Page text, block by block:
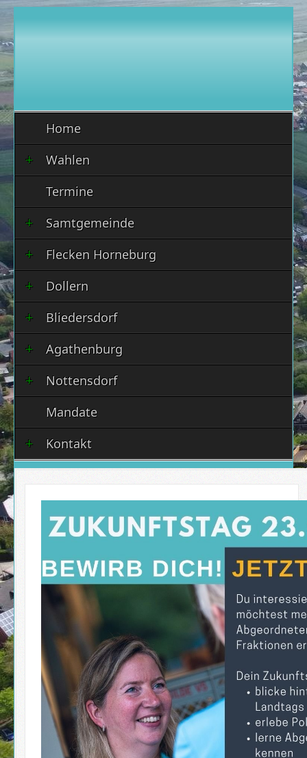
Home
Wahlen
Termine
Samtgemeinde
Flecken Horneburg
Dollern
Bliedersdorf
Agathenburg
Nottensdorf
Mandate
Kontakt